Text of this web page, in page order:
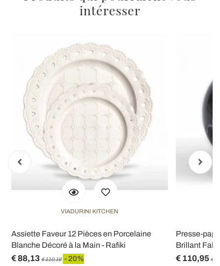
intéresser
VIADURINI KITCHEN
Assiette Faveur 12 Pièces en Porcelaine
Blanche Décoré à la Main - Rafiki
€ 88,13 € 110,16 - 20%
Presse-
Brillant
€ 110,95 €